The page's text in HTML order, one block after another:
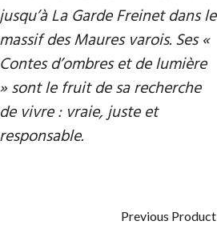
jusqu’à La Garde Freinet dans le
massif des Maures varois. Ses «
Contes d’ombres et de lumière
» sont le fruit de sa recherche
de vivre : vraie, juste et
responsable.
Previous Product